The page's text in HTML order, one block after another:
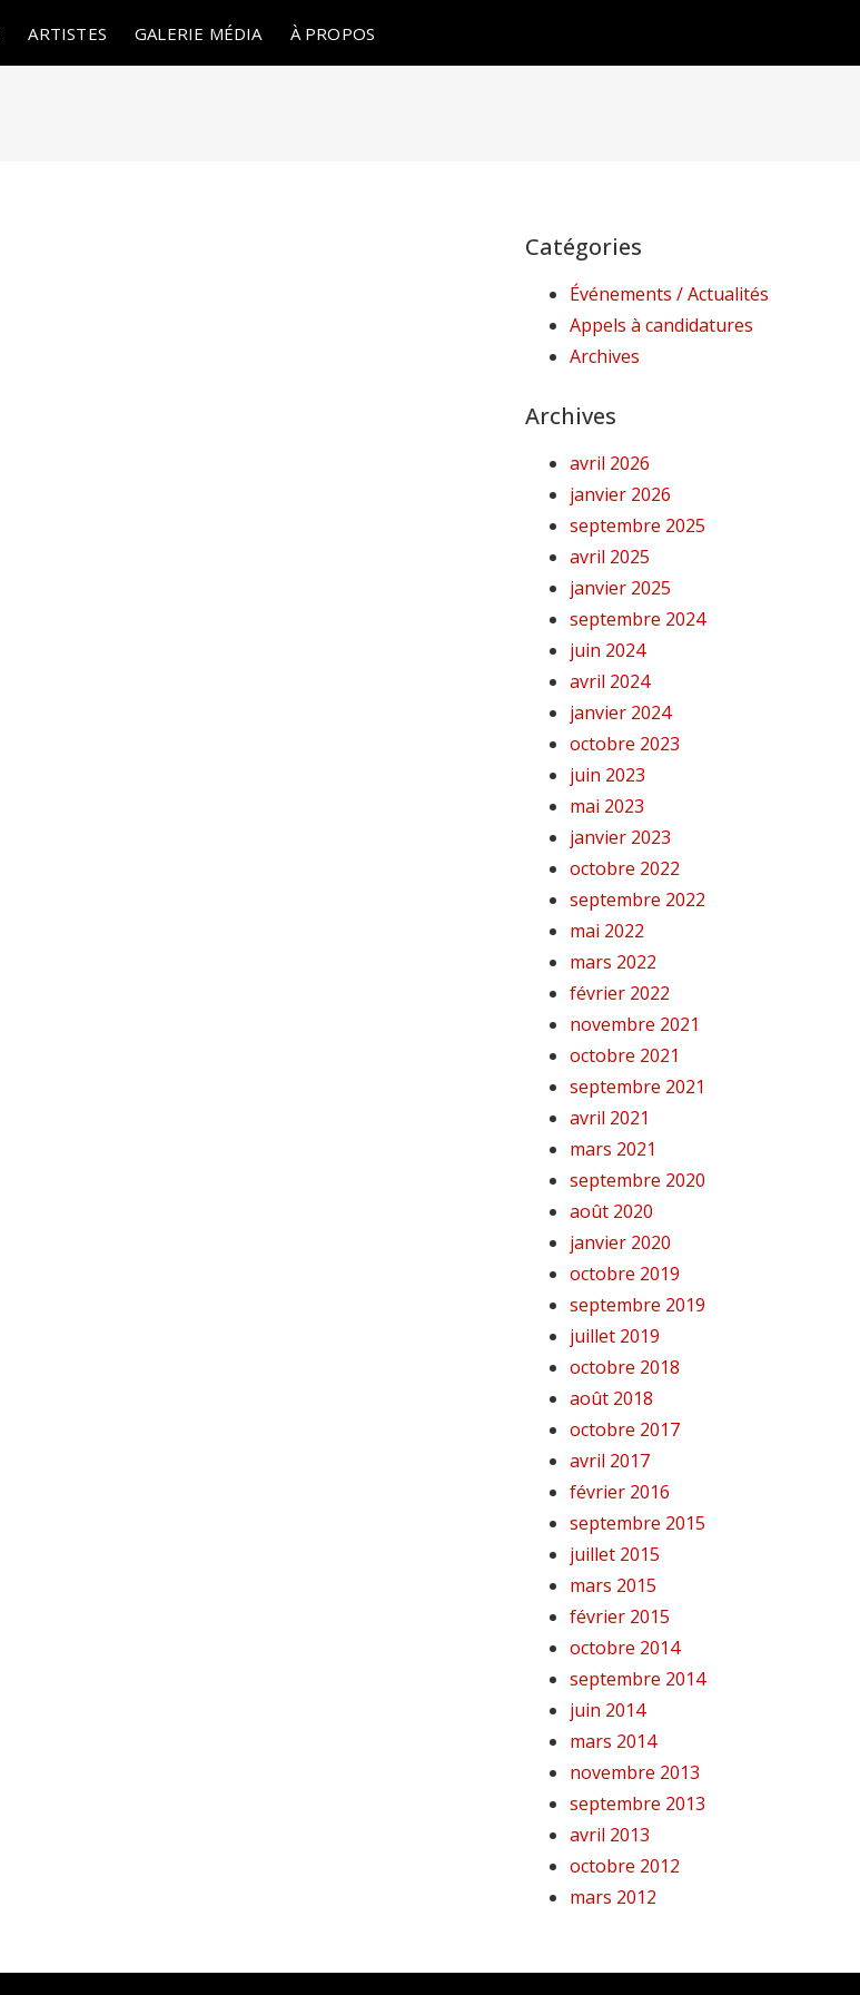
ARTISTES GALERIE MÉDIA À PROPOS
Catégories
Événements / Actualités
Appels à candidatures
Archives
Archives
avril 2026
janvier 2026
septembre 2025
avril 2025
janvier 2025
septembre 2024
juin 2024
avril 2024
janvier 2024
octobre 2023
juin 2023
mai 2023
janvier 2023
octobre 2022
septembre 2022
mai 2022
mars 2022
février 2022
novembre 2021
octobre 2021
septembre 2021
avril 2021
mars 2021
septembre 2020
août 2020
janvier 2020
octobre 2019
septembre 2019
juillet 2019
octobre 2018
août 2018
octobre 2017
avril 2017
février 2016
septembre 2015
juillet 2015
mars 2015
février 2015
octobre 2014
septembre 2014
juin 2014
mars 2014
novembre 2013
septembre 2013
avril 2013
octobre 2012
mars 2012